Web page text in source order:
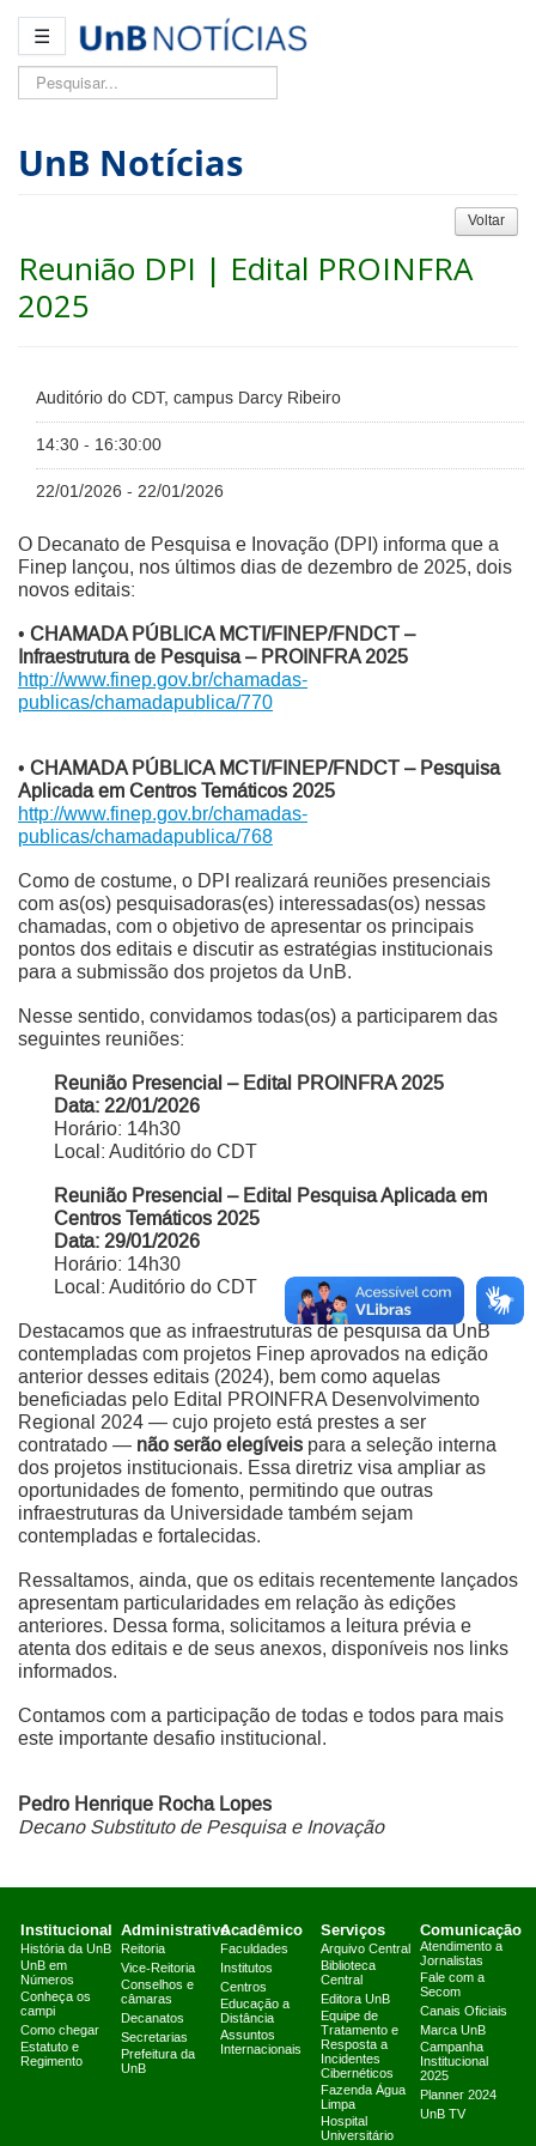
☰
Pesquisar...
UnB Notícias
Voltar
Reunião DPI | Edital PROINFRA
2025
Auditório do CDT, campus Darcy Ribeiro
14:30 - 16:30:00
22/01/2026 - 22/01/2026
O Decanato de Pesquisa e Inovação (DPI) informa que a
Finep lançou, nos últimos dias de dezembro de 2025, dois
novos editais:
• CHAMADA PÚBLICA MCTI/FINEP/FNDCT –
Infraestrutura de Pesquisa – PROINFRA 2025
http://www.finep.gov.br/chamadas-
publicas/chamadapublica/770
• CHAMADA PÚBLICA MCTI/FINEP/FNDCT – Pesquisa
Aplicada em Centros Temáticos 2025
http://www.finep.gov.br/chamadas-
publicas/chamadapublica/768
Como de costume, o DPI realizará reuniões presenciais
com as(os) pesquisadoras(es) interessadas(os) nessas
chamadas, com o objetivo de apresentar os principais
pontos dos editais e discutir as estratégias institucionais
para a submissão dos projetos da UnB.
Nesse sentido, convidamos todas(os) a participarem das
seguintes reuniões:
Reunião Presencial – Edital PROINFRA 2025
Data: 22/01/2026
Horário: 14h30
Local: Auditório do CDT
Reunião Presencial – Edital Pesquisa Aplicada em
Centros Temáticos 2025
Data: 29/01/2026
Horário: 14h30
Local: Auditório do CDT
Destacamos que as infraestruturas de pesquisa da UnB
contempladas com projetos Finep aprovados na edição
anterior desses editais (2024), bem como aquelas
beneficiadas pelo Edital PROINFRA Desenvolvimento
Regional 2024 — cujo projeto está prestes a ser
contratado — não serão elegíveis para a seleção interna
dos projetos institucionais. Essa diretriz visa ampliar as
oportunidades de fomento, permitindo que outras
infraestruturas da Universidade também sejam
contempladas e fortalecidas.
Ressaltamos, ainda, que os editais recentemente lançados
apresentam particularidades em relação às edições
anteriores. Dessa forma, solicitamos a leitura prévia e
atenta dos editais e de seus anexos, disponíveis nos links
informados.
Contamos com a participação de todas e todos para mais
este importante desafio institucional.
Pedro Henrique Rocha Lopes
Decano Substituto de Pesquisa e Inovação
Institucional
História da UnB
UnB em
Números
Conheça os
campi
Como chegar
Estatuto e
Regimento
Administrativo
Reitoria
Vice-Reitoria
Conselhos e
câmaras
Decanatos
Secretarias
Prefeitura da
UnB
Acadêmico
Faculdades
Institutos
Centros
Educação a
Distância
Assuntos
Internacionais
Serviços
Arquivo Central
Biblioteca
Central
Editora UnB
Equipe de
Tratamento e
Resposta a
Incidentes
Cibernéticos
Fazenda Água
Limpa
Hospital
Universitário
Comunicação
Atendimento a
Jornalistas
Fale com a
Secom
Canais Oficiais
Marca UnB
Campanha
Institucional
2025
Planner 2024
UnB TV